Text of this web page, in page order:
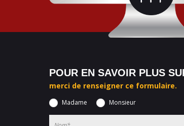
POUR EN SAVOIR PLUS
merci de renseigner ce formulaire.
Madame Monsieur